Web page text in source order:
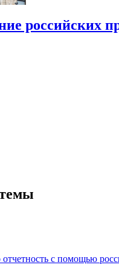
российских
с помощью